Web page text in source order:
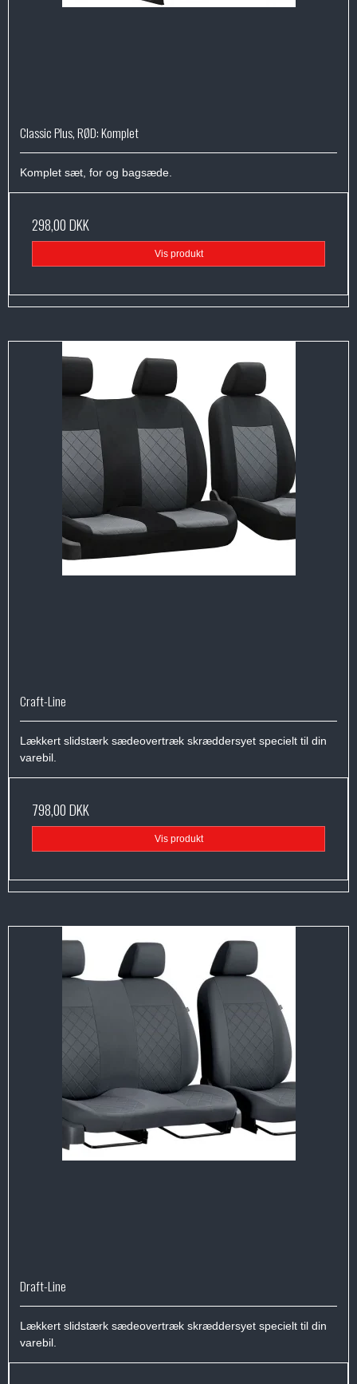
Classic Plus, RØD: Komplet
Komplet sæt, for og bagsæde.
298,00 DKK
Vis produkt
Craft-Line
Lækkert slidstærk sædeovertræk skræddersyet specielt til din
varebil.
798,00 DKK
Vis produkt
Draft-Line
Lækkert slidstærk sædeovertræk skræddersyet specielt til din
varebil.